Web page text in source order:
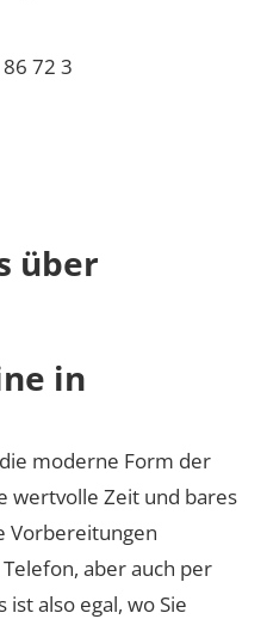
72 3
über
in
moderne Form der
wertvolle Zeit und bares
Vorbereitungen
aber auch per
ist also egal, wo Sie